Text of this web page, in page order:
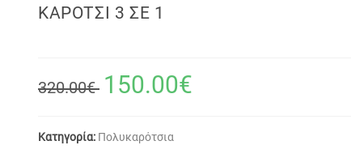
ΚΑΡΟΤΣΙ 3 ΣΕ 1
320.00€ 150.00€
Κατηγορία: Πολυκαρότσια